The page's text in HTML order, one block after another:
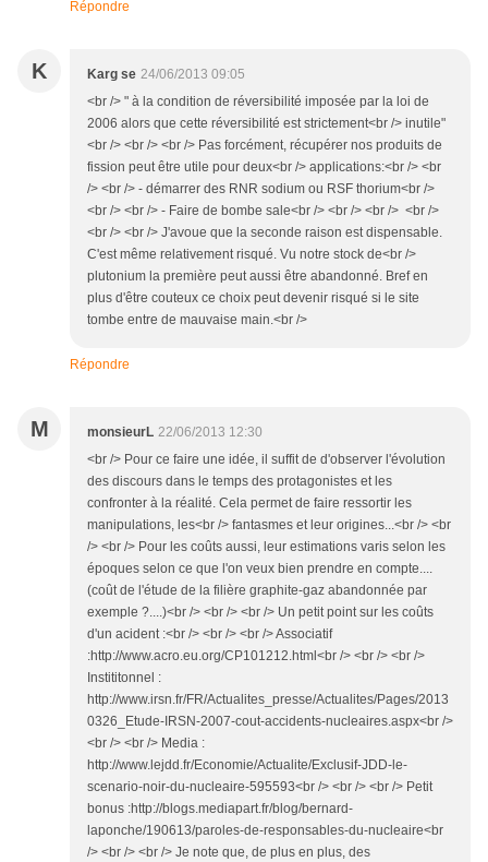
Répondre
K Karg se 24/06/2013 09:05
<br /> " à la condition de réversibilité imposée par la loi de
2006 alors que cette réversibilité est strictement<br /> inutile"
<br /> <br /> <br /> Pas forcément, récupérer nos produits de
fission peut être utile pour deux<br /> applications:<br /> <br
/> <br /> - démarrer des RNR sodium ou RSF thorium<br />
<br /> <br /> - Faire de bombe sale<br /> <br /> <br /> <br />
<br /> <br /> J'avoue que la seconde raison est dispensable.
C'est même relativement risqué. Vu notre stock de<br />
plutonium la première peut aussi être abandonné. Bref en
plus d'être couteux ce choix peut devenir risqué si le site
tombe entre de mauvaise main.<br />
Répondre
M monsieurL 22/06/2013 12:30
<br /> Pour ce faire une idée, il suffit de d'observer l'évolution
des discours dans le temps des protagonistes et les
confronter à la réalité. Cela permet de faire ressortir les
manipulations, les<br /> fantasmes et leur origines...<br /> <br
/> <br /> Pour les coûts aussi, leur estimations varis selon les
époques selon ce que l'on veux bien prendre en compte....
(coût de l'étude de la filière graphite-gaz abandonnée par
exemple ?....)<br /> <br /> <br /> Un petit point sur les coûts
d'un acident :<br /> <br /> <br /> Associatif
:http://www.acro.eu.org/CP101212.html<br /> <br /> <br />
Instititonnel :
http://www.irsn.fr/FR/Actualites_presse/Actualites/Pages/2013
0326_Etude-IRSN-2007-cout-accidents-nucleaires.aspx<br />
<br /> <br /> Media :
http://www.lejdd.fr/Economie/Actualite/Exclusif-JDD-le-
scenario-noir-du-nucleaire-595593<br /> <br /> <br /> Petit
bonus :http://blogs.mediapart.fr/blog/bernard-
laponche/190613/paroles-de-responsables-du-nucleaire<br
/> <br /> <br /> Je note que, de plus en plus, des